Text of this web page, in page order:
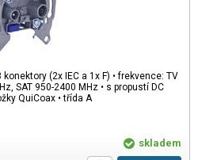
(2x IEC a 1x F) • frekvence: TV
SAT 950-2400 MHz • s propustí DC
QuiCoax • třída A
skladem